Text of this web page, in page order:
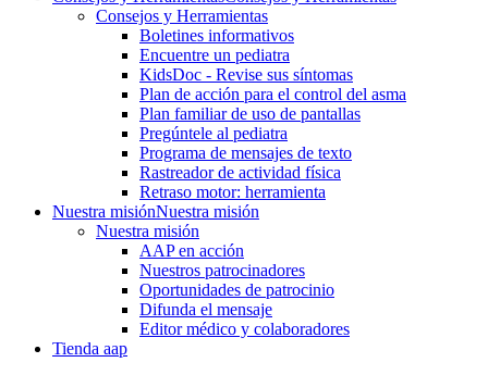
Consejos y Herramientas
Boletines informativos
Encuentre un pediatra
KidsDoc - Revise sus síntomas
Plan de acción para el control del asma
Plan familiar de uso de pantallas
Pregúntele al pediatra
Programa de mensajes de texto
Rastre​​ador de activida​d física
Retraso motor: herramienta
Nuestra misiónNuestra misión
Nuestra misión
AAP en acción
Nuestros patrocinadores
Oportunidades de patrocinio
Difunda el mensaje
Editor médico y colaboradores
Tienda aap